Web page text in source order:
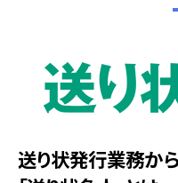
送り状発行業務か